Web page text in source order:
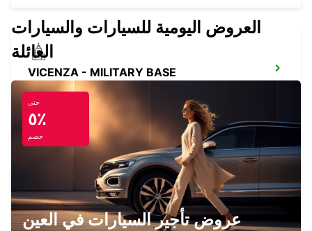
VICENZA - MILITARY BASE
VICENZA - ITALY
CREMONA - ITALY
العروض اليومية للسيارات والسيارات
العائلة
حتى
٥٪
خصم
عروض تأجير السيارات في العين